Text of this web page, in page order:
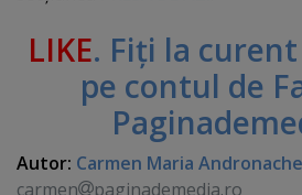
LIKE. Fiţi la
pe contul de
Autor: Carmen Maria Andronache
carmen
paginademedia.ro